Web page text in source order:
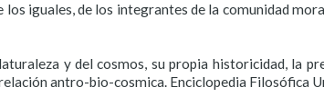
iguales, de los integrantes de la comunidad
y del cosmos, su propia historicidad, la
antro-bio-cosmica. Enciclopedia Filosófica